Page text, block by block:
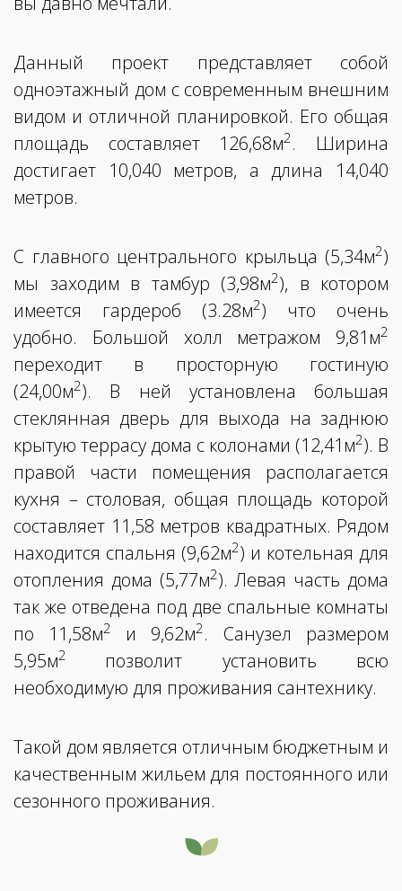
Данный проект представляет собой
одноэтажный дом с современным внешним
видом и отличной планировкой. Его общая
площадь составляет 126,68м2. Ширина
достигает 10,040 метров, а длина 14,040
метров.
С главного центрального крыльца (5,34м2)
мы заходим в тамбур (3,98м2), в котором
имеется гардероб (3.28м2) что очень
удобно. Большой холл метражом 9,81м2
переходит в просторную гостиную
(24,00м2). В ней установлена большая
стеклянная дверь для выхода на заднюю
крытую террасу дома с колонами (12,41м2). В
правой части помещения располагается
кухня – столовая, общая площадь которой
составляет 11,58 метров квадратных. Рядом
находится спальня (9,62м2) и котельная для
отопления дома (5,77м2). Левая часть дома
так же отведена под две спальные комнаты
по 11,58м2 и 9,62м2. Санузел размером
5,95м2 позволит установить всю
необходимую для проживания сантехнику.
Такой дом является отличным бюджетным и
качественным жильем для постоянного или
сезонного проживания.